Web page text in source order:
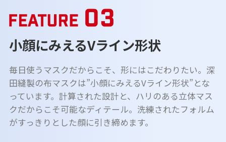
小顔にみえるVライン形状
毎日使うマスクだからこそ、形にはこだわりたい。深
田縫製の布マスクは”小顔にみえるVライン形状”とな
っています。計算された設計と、ハリのある立体マス
クだからこそ可能なディテール。洗練されたフォルム
がすっきりとした顔に引き締めます。